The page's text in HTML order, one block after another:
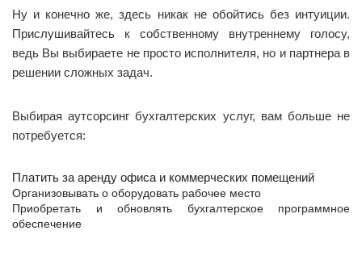
Ну и конечно же, здесь никак не обойтись без интуиции.
Прислушивайтесь к собственному внутреннему голосу,
ведь Вы выбираете не просто исполнителя, но и партнера в
решении сложных задач.
Выбирая аутсорсинг бухгалтерских услуг, вам больше не
потребуется:
Платить за аренду офиса и коммерческих помещений
Организовывать о оборудовать рабочее место
Приобретать и обновлять бухгалтерское программное
обеспечение